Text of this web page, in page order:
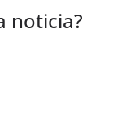
noticia?